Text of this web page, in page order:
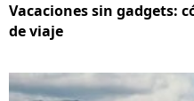
Vacaciones sin gadgets:
de viaje